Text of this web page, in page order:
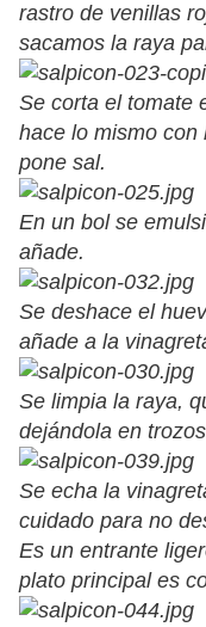
rastro de venillas
sacamos la raya
Se corta el tomate
hace lo mismo con
pone sal.
En un bol se
añade.
Se deshace el
añade a la
Se limpia la raya,
dejándola en
Se echa la
cuidado para no
Es un entrante
plato principal es